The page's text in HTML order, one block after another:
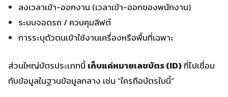
ลงเวลาเข้า-ออกงาน (เวลาเข้า-ออกของพนักงาน)
ระบบจอดรถ / ควบคุมลิฟต์
การระบุตัวตนเข้าใช้งานเครื่องหรือพื้นที่เฉพาะ
ส่วนใหญ่บัตรประเภทนี้เก็บแค่หมายเลขบัตร (ID)ที่ไปเชื่อม
กับข้อมูลในฐานข้อมูลกลาง เช่น “ใครถือบัตรใบนี้”